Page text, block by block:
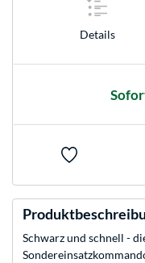
Details
Schwarz und schnell -